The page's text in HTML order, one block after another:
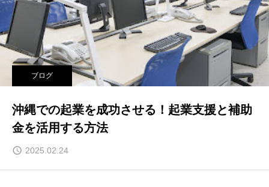
ブログ
沖縄での起業を成功させる！起業支援と補助
金を活用する方法
2025.02.24